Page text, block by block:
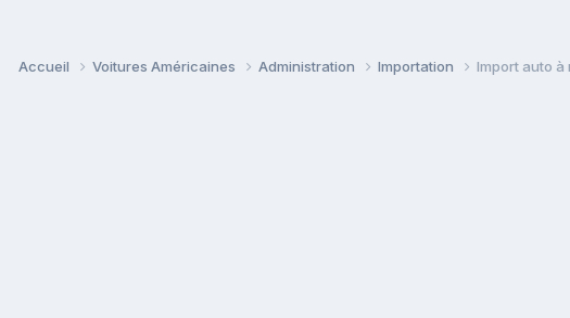
Accueil Voitures Américaines Administration Importation Import auto à